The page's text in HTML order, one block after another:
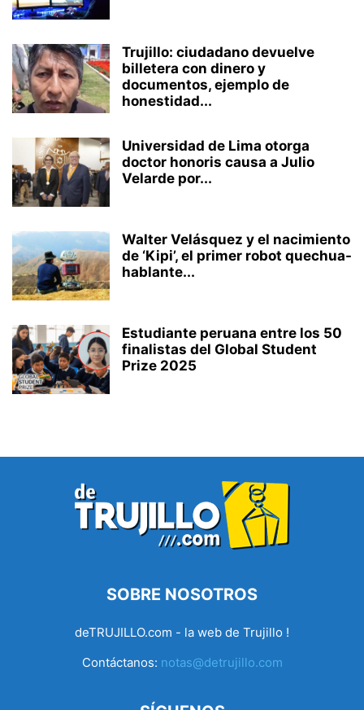
Trujillo: ciudadano devuelve
billetera con dinero y
documentos, ejemplo de
honestidad...
Universidad de Lima otorga
doctor honoris causa a Julio
Velarde por...
Walter Velásquez y el nacimiento
de ‘Kipi’, el primer robot quechua-
hablante...
Estudiante peruana entre los 50
finalistas del Global Student
Prize 2025
SOBRE NOSOTROS
deTRUJILLO.com - la web de Trujillo !
Contáctanos: notas@detrujillo.com